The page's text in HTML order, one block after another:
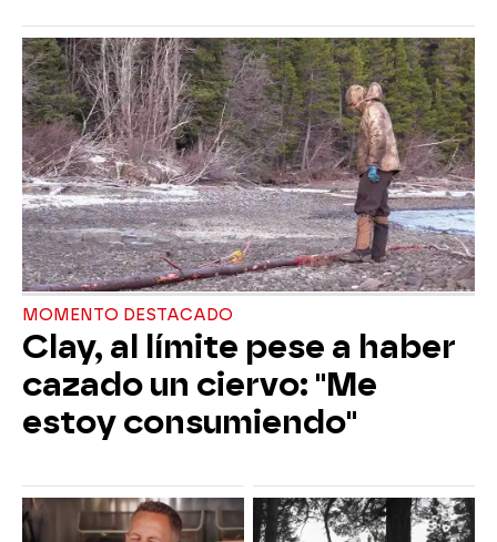
MOMENTO DESTACADO
Clay, al límite pese a haber
cazado un ciervo: "Me
estoy consumiendo"